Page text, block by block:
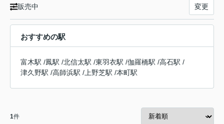
販売中 変更
おすすめの駅
富木駅 /鳳駅 /北信太駅 /東羽衣駅 /伽羅橋駅 /高石駅 /
津久野駅 /高師浜駅 / 上野芝駅 /本町駅
1件